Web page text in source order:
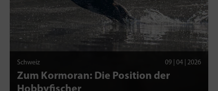
Schweiz 09 | 04 | 2026
Zum Kormoran: Die Position der